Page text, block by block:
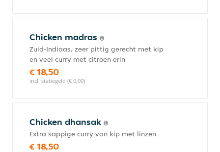
Chicken madras
Zuid-Indiaas, zeer pittig gerecht met kip
en veel curry met citroen erin
€ 18,50
incl. statiegeld (€ 0,00)
Chicken dhansak
Extra sappige curry van kip met linzen
€ 18,50